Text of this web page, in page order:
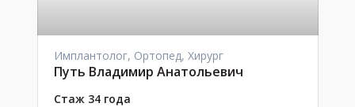
Имплантолог, Ортопед, Хирург
Путь Владимир Анатольевич
Стаж 34 года